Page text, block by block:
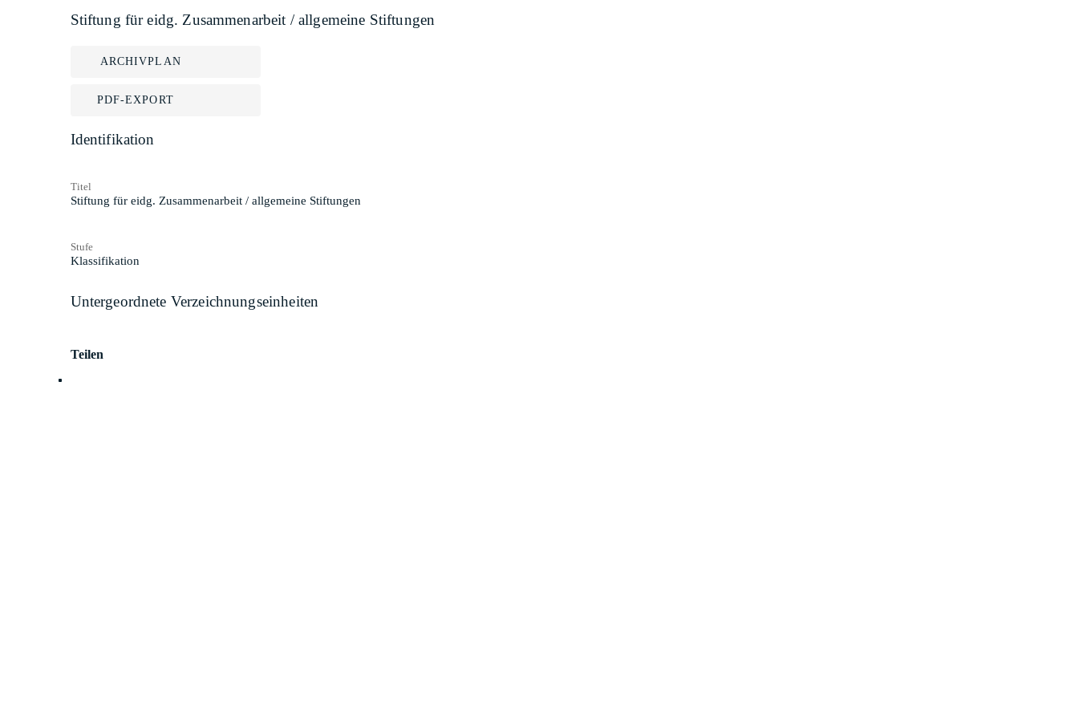
Stiftung für eidg. Zusammenarbeit / allgemeine Stiftungen
ARCHIVPLAN
PDF-EXPORT
Identifikation
Titel
Stiftung für eidg. Zusammenarbeit / allgemeine Stiftungen
Stufe
Klassifikation
Untergeordnete Verzeichnungseinheiten
Teilen